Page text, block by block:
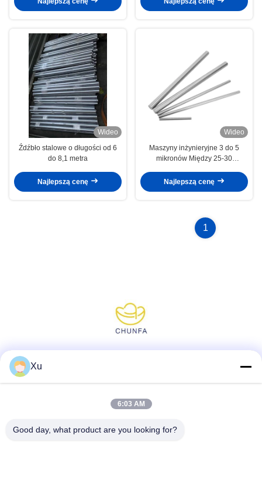
Wideo
Źdźbło stalowe o długości od 6
do 8,1 metra
Najlepszą cenę
Wideo
Maszyny inżynieryjne 3 do 5
mikronów Między 25-30
Najlepszą cenę
1
Xu
6:03 AM
Good day, what product are you looking for?